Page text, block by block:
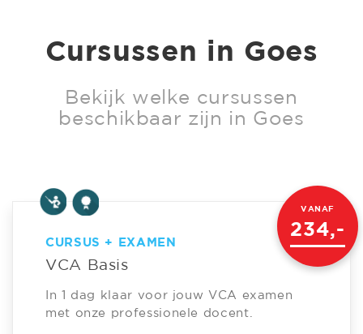
Cursussen in Goes
Bekijk welke cursussen
beschikbaar zijn in Goes
CURSUS + EXAMEN
VCA Basis
In 1 dag klaar voor jouw VCA examen
met onze professionele docent.
VANAF
234,-